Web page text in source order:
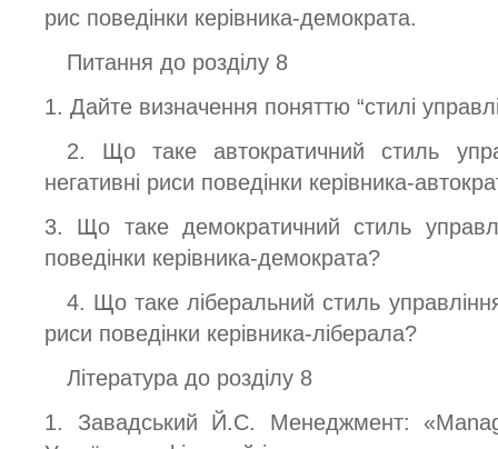
рис поведінки керівника-демократа.
Питання до розділу 8
1. Дайте визначення поняттю “стилі
2. Що таке автократичний стиль
негативні риси поведінки керівника-
3. Що таке демократичний стиль
поведінки керівника-демократа?
4. Що таке ліберальний стиль управління
риси поведінки керівника-ліберала?
Література до розділу 8
1. Завадський Й.С. Менеджмент: